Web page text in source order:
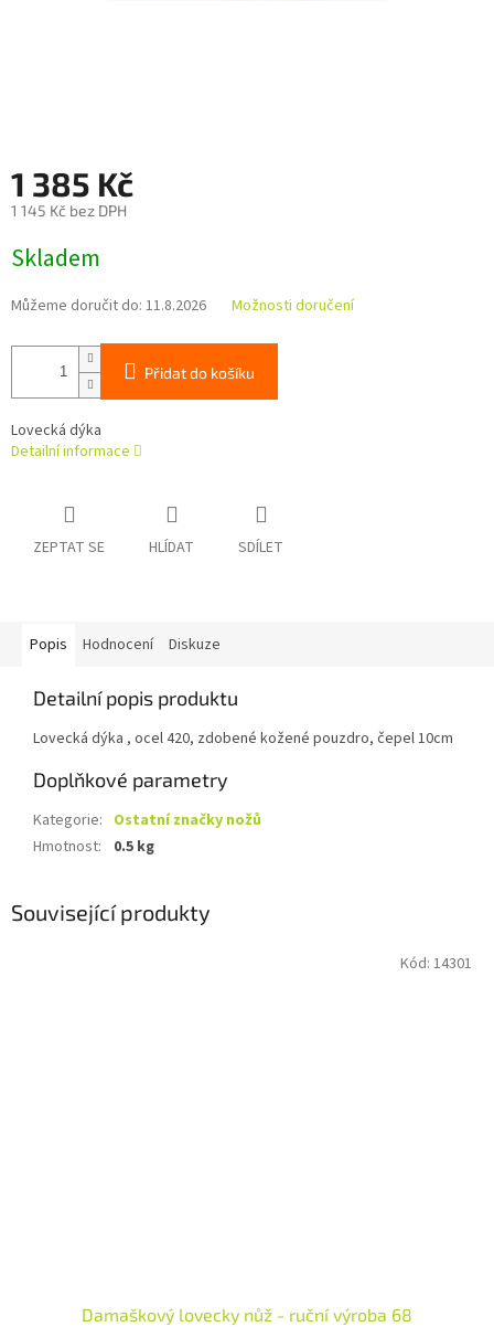
1 385 Kč
1 145 Kč bez DPH
cena:
Skladem
Můžeme doručit do: 11.8.2026 Možnosti doručení
Přidat do košíku
Lovecká dýka
Detailní informace
ZEPTAT SE HLÍDAT SDÍLET
Popis Hodnocení Diskuze
Detailní popis produktu
Lovecká dýka , ocel 420, zdobené kožené pouzdro, čepel 10cm
Doplňkové parametry
Kategorie: Ostatní značky nožů
Hmotnost: 0.5 kg
Související produkty
Damaškový lovecky nůž - ruční výroba 68
Kód: 14301